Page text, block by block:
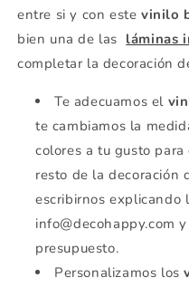
entre si y con este vinilo
bien una de las láminas
completar la decoración
Te adecuamos el
te cambiamos la
colores a tu gusto
resto de la decoración
escribirnos explicando
info@decohappy.com
presupuesto.
Personalizamos los